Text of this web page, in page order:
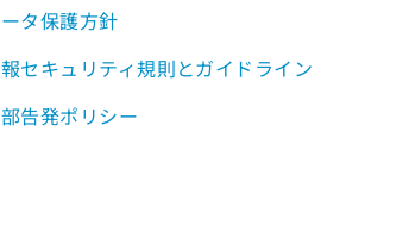
タ保護方針
セキュリティ規則とガイドライン
告発ポリシー